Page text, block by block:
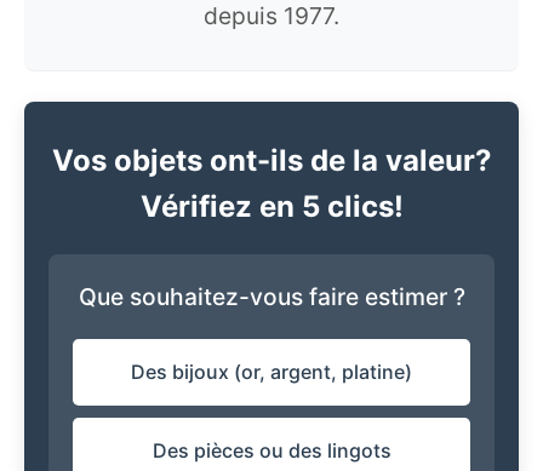
depuis 1977.
Vos objets ont-ils de la valeur?
Vérifiez en 5 clics!
Que souhaitez-vous faire estimer ?
Des bijoux (or, argent, platine)
Des pièces ou des lingots